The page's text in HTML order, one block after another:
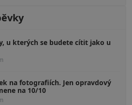
u kterých se budete cítit jako u
na fotografiích. Jen opravdový
na 10/10